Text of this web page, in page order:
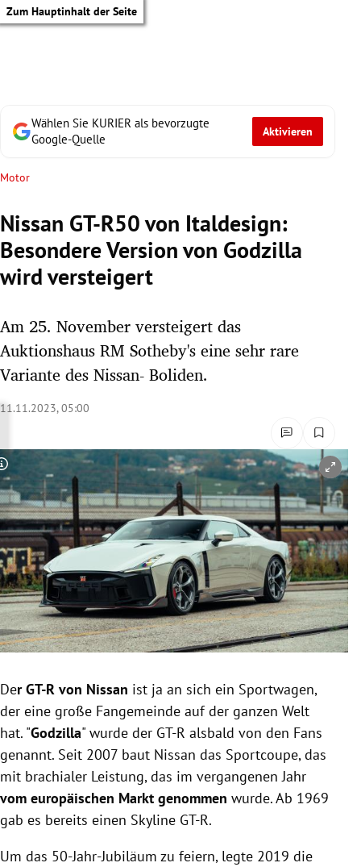
Zum Hauptinhalt der Seite
Untermenü
Untermenü
Untermenü
Untermenü
Untermenü
Untermenü
Untermenü
Untermenü
Untermenü
Wählen Sie KURIER als bevorzugte
Google-Quelle
Aktivieren
Motor
Nissan GT-R50 von Italdesign:
Besondere Version von Godzilla
wird versteigert
Am 25. November versteigert das
Auktionshaus RM Sotheby's eine sehr rare
Variante des Nissan- Boliden.
11.11.2023, 05:00
Copyright-Hinweis öffnen/schließen
Der GT-R von Nissan ist ja an sich ein Sportwagen,
der eine große Fangemeinde auf der ganzen Welt
hat. "Godzilla" wurde der GT-R alsbald von den Fans
genannt. Seit 2007 baut Nissan das Sportcoupe, das
mit brachialer Leistung, das im vergangenen Jahr
vom europäischen Markt genommen wurde. Ab 1969
gab es bereits einen Skyline GT-R.
Um das 50-Jahr-Jubiläum zu feiern, legte 2019 die